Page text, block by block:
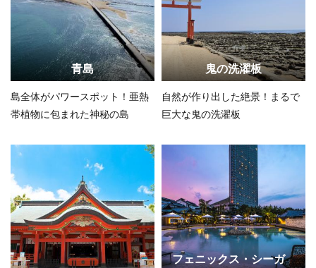
青島
島全体がパワースポット！亜熱
帯植物に包まれた神秘の島
鬼の洗濯板
自然が作り出した絶景！まるで
巨大な鬼の洗濯板
フェニックス・シーガ